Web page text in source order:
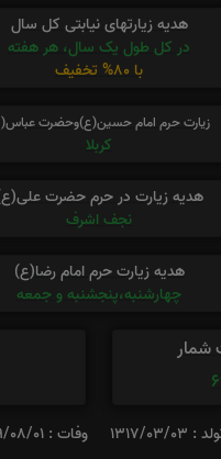
هدیه زیارتهای نیابتی کل سال
در کل طول یک سال، هر هفته
با 80% تخفیف
زیارت حرم امام حسین(ع)وحضرت
کربلا
هدیه زیارت در حرم حضرت
نجف اشرف
هدیه زیارت حرم امام رضا(ع)
چهارشنبه،پنجشنبه و جمعه
شمار
: 1317/03/03 وفات : 1399/08/01